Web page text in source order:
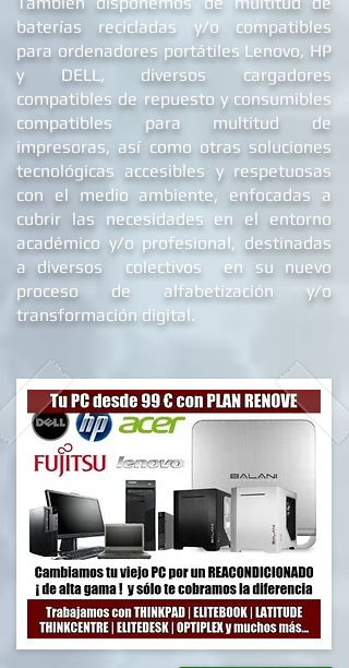
También disponemos de multitud de
baterías recicladas y/o compatibles
para ordenadores portátiles Lenovo, HP
y DELL, diversos cargadores
compatibles de repuest
o y consumibles
compatibles para multitud de
impresoras, así como otras soluciones
tecnológicas accesibles y respetuosas
con el medio ambiente, enfocadas a
cubrir las necesidades en el entorno
académico y/o profesional, destinadas
a diversos colectivos en su nuevo
proceso de alfabetizació